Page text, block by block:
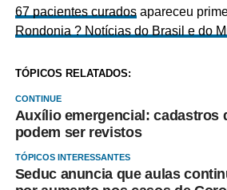
67 pacientes curadosapareceu
Rondonia ? Notícias do Brasil e do
TÓPICOS RELATADOS:
CONTINUE
Auxílio emergencial: cadastros
podem ser revistos
TÓPICOS INTERESSANTES
Seduc anuncia que aulas